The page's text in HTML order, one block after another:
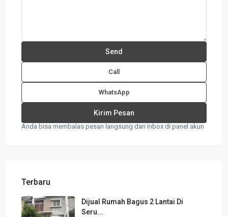
Call
WhatsApp
Anda bisa membalas pesan langsung dari Inbox di panel akun
Terbaru
Dijual Rumah Bagus 2 Lantai Di
Seru...